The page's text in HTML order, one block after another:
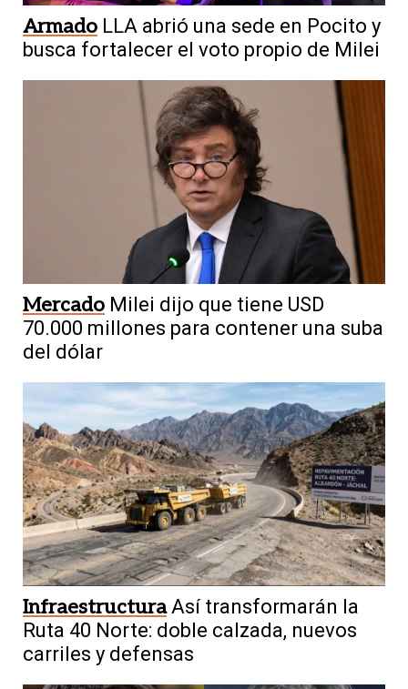
Armado LLA abrió una sede en Pocito y
busca fortalecer el voto propio de Milei
Mercado Milei dijo que tiene USD
70.000 millones para contener una suba
del dólar
Infraestructura Así transformarán la
Ruta 40 Norte: doble calzada, nuevos
carriles y defensas